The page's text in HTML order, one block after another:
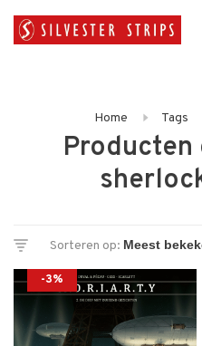
Home Tags
Sorteren op:
-3%